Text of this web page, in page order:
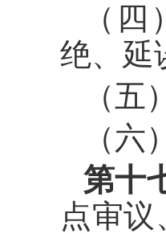
（
绝、延
（
（
第十
点审